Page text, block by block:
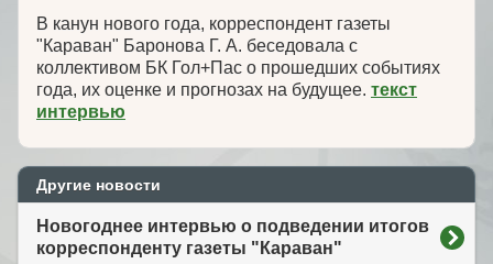
В канун нового года, корреспондент газеты
"Караван" Баронова Г. А. беседовала с
коллективом БК Гол+Пас о прошедших событиях
года, их оценке и прогнозах на будущее. текст
интервью
Другие новости
Новогоднее интервью о подведении итогов
корреспонденту газеты "Караван"